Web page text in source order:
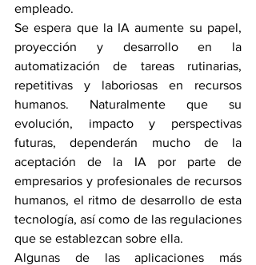
empleado.
Se espera que la IA aumente su papel,
proyección y desarrollo en la
automatización de tareas rutinarias,
repetitivas y laboriosas en recursos
humanos. Naturalmente que su
evolución, impacto y perspectivas
futuras, dependerán mucho de la
aceptación de la IA por parte de
empresarios y profesionales de recursos
humanos, el ritmo de desarrollo de esta
tecnología, así como de las regulaciones
que se establezcan sobre ella.
Algunas de las aplicaciones más